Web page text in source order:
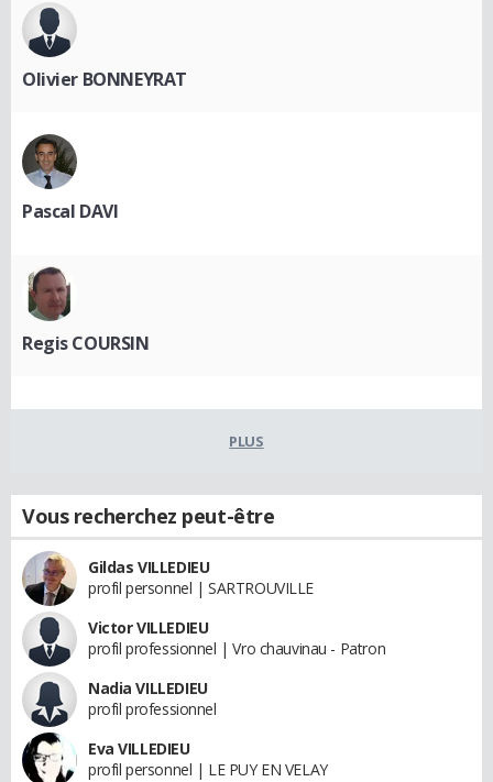
Olivier BONNEYRAT
Pascal DAVI
Regis COURSIN
PLUS
Vous recherchez peut-être
Gildas VILLEDIEU
profil personnel | SARTROUVILLE
Victor VILLEDIEU
profil professionnel | Vro chauvinau - Patron
Nadia VILLEDIEU
profil professionnel
Eva VILLEDIEU
profil personnel | LE PUY EN VELAY